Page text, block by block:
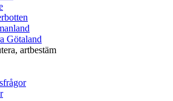
Götaland
artbestäm